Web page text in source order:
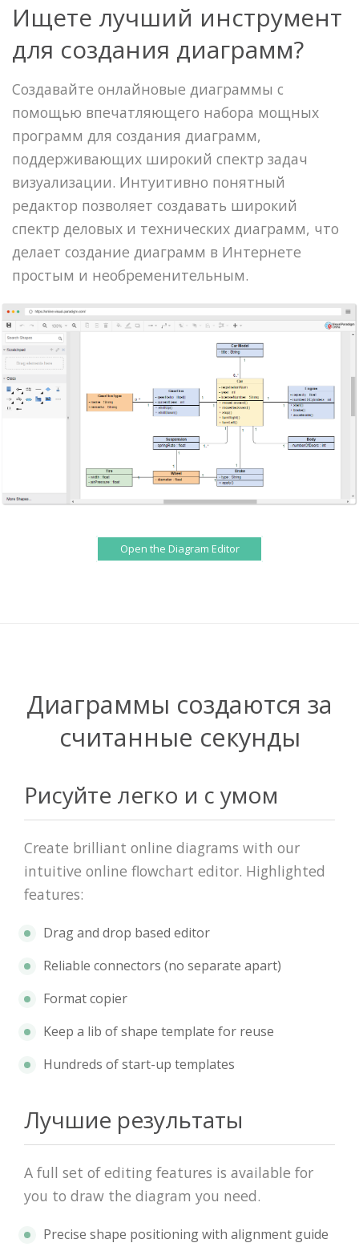
Ищете лучший инструмент
для создания диаграмм?
Создавайте онлайновые диаграммы с
помощью впечатляющего набора мощных
программ для создания диаграмм,
поддерживающих широкий спектр задач
визуализации. Интуитивно понятный
редактор позволяет создавать широкий
спектр деловых и технических диаграмм, что
делает создание диаграмм в Интернете
простым и необременительным.
Open the Diagram Editor
Диаграммы создаются за
считанные секунды
Рисуйте легко и с умом
Create brilliant online diagrams with our
intuitive online flowchart editor. Highlighted
features:
Drag and drop based editor
Reliable connectors (no separate apart)
Format copier
Keep a lib of shape template for reuse
Hundreds of start-up templates
Лучшие результаты
A full set of editing features is available for
you to draw the diagram you need.
Precise shape positioning with alignment guide